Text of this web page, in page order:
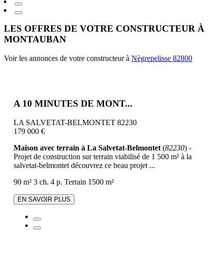
LES OFFRES DE VOTRE CONSTRUCTEUR À
MONTAUBAN
Voir les annonces de votre constructeur à Nègrepelisse 82800
A 10 MINUTES DE MONT...
LA SALVETAT-BELMONTET 82230
179 000 €
Maison avec terrain à La Salvetat-Belmontet (82230) -
Projet de construction sur terrain viabilisé de 1 500 m² à la
salvetat-belmontet découvrez ce beau projet ...
90 m² 3 ch. 4 p. Terrain 1500 m²
EN SAVOIR PLUS